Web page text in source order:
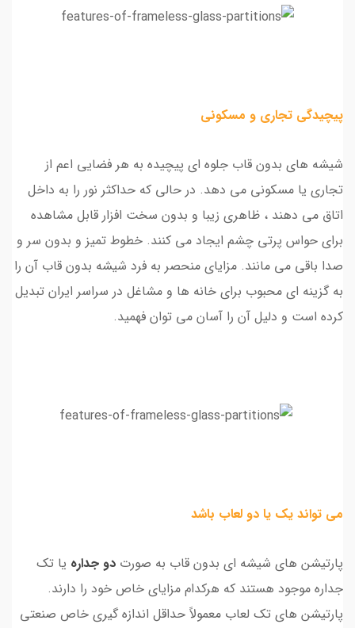
پیچیدگی تجاری و مسکونی
شیشه های بدون قاب جلوه ای پیچیده به هر فضایی اعم از
تجاری یا مسکونی می دهد. در حالی که حداکثر نور را به داخل
اتاق می دهند ، ظاهری زیبا و بدون سخت افزار قابل مشاهده
برای حواس پرتی چشم ایجاد می کنند. خطوط تمیز و بدون سر و
صدا باقی می مانند. مزایای منحصر به فرد شیشه بدون قاب آن را
به گزینه ای محبوب برای خانه ها و مشاغل در سراسر ایران تبدیل
کرده است و دلیل آن را آسان می توان فهمید.
می تواند یک یا دو لعاب باشد
پارتیشن های شیشه ای بدون قاب به صورت دو جداره یا تک
جداره موجود هستند که هرکدام مزایای خاص خود را دارند.
پارتیشن های تک لعاب معمولاً حداقل اندازه گیری خاص صنعتی